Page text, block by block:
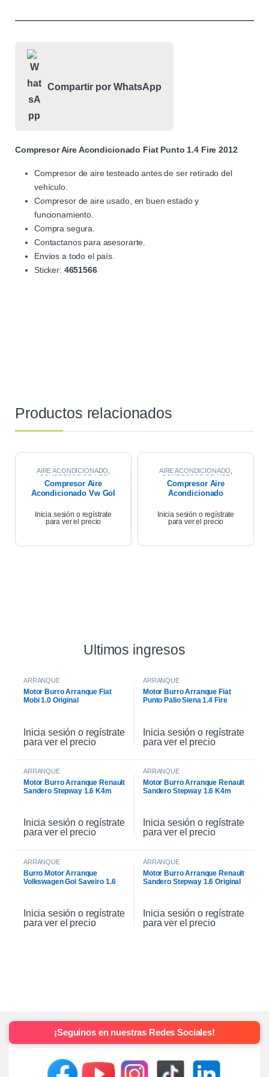
Compartir por WhatsApp
Compresor Aire Acondicionado Fiat Punto 1.4 Fire 2012
Compresor de aire testeado antes de ser retirado del
vehículo.
Compresor de aire usado, en buen estado y
funcionamiento.
Compra segura.
Contactanos para asesorarte.
Envíos a todo el país.
Sticker: 4651566
Productos relacionados
AIRE ACONDICIONADO
COMPRESOR DE AIRE
Compresor Aire
Acondicionado Vw Gol
Inicia sesión o regístrate
para ver el precio
AIRE ACONDICIONADO
COMPRESOR DE AIRE
Compresor Aire
Acondicionado
K4m 2013
Inicia sesión o regístrate
para ver el precio
Ultimos ingresos
ARRANQUE
Motor Burro Arranque Fiat
Mobi 1.0 Original
Inicia sesión o regístrate
para ver el precio
ARRANQUE
Motor Burro Arranque Fiat
Punto Palio Siena 1.4 Fire
Inicia sesión o regístrate
para ver el precio
ARRANQUE
Motor Burro Arranque Renault
Sandero Stepway 1.6 K4m
Inicia sesión o regístrate
para ver el precio
ARRANQUE
Motor Burro Arranque Renault
Sandero Stepway 1.6 K4m
Inicia sesión o regístrate
para ver el precio
ARRANQUE
Burro Motor Arranque
Volkswagen Gol Saveiro 1.6
Inicia sesión o regístrate
para ver el precio
ARRANQUE
Motor Burro Arranque Renault
Sandero Stepway 1.6 Original
Inicia sesión o regístrate
para ver el precio
¡Seguinos en nuestras Redes Sociales!